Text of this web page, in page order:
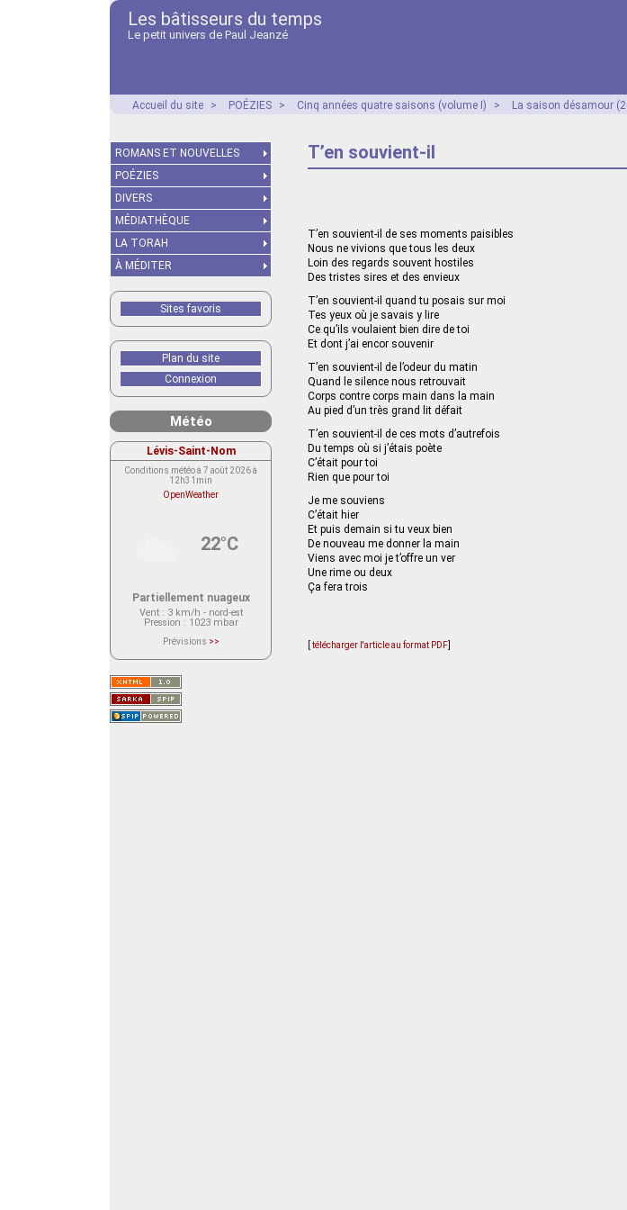
Les bâtisseurs du temps
Le petit univers de Paul Jeanzé
Accueil du site > POÉZIES > Cinq années quatre saisons (volume I) > La saison désamour
T’en souvient-il
T’en souvient-il de ses moments paisibles
Nous ne vivions que tous les deux
Loin des regards souvent hostiles
Des tristes sires et des envieux
T’en souvient-il quand tu posais sur moi
Tes yeux où je savais y lire
Ce qu’ils voulaient bien dire de toi
Et dont j’ai encor souvenir
T’en souvient-il de l’odeur du matin
Quand le silence nous retrouvait
Corps contre corps main dans la main
Au pied d’un très grand lit défait
T’en souvient-il de ces mots d’autrefois
Du temps où si j’étais poète
C’était pour toi
Rien que pour toi
Je me souviens
C’était hier
Et puis demain si tu veux bien
De nouveau me donner la main
Viens avec moi je t’offre un ver
Une rime ou deux
Ça fera trois
télécharger l'article au format PDF
ROMANS ET NOUVELLES
POÉZIES
DIVERS
MÉDIATHÈQUE
LA TORAH
À MÉDITER
Sites favoris
Plan du site
Connexion
Météo
Lévis-Saint-Nom
Conditions météo à 7 août 2026 à
12h31min
OpenWeather
22°C
Partiellement nuageux
Vent: 3 km/h - nord-est
Pression : 1023 mbar
Prévisions >>
actuellement aucune prévision
Saint-Nom.
Veuillez consulter le message du
service ci-dessous.
(401 - Invalid API key. Please see
https://openweathermap.org/faq#error401